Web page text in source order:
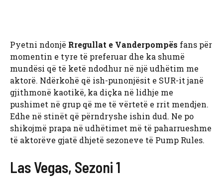
Pyetni ndonjë Rregullat e Vanderpompës fans për
momentin e tyre të preferuar dhe ka shumë
mundësi që të ketë ndodhur në një udhëtim me
aktorë. Ndërkohë që ish-punonjësit e SUR-it janë
gjithmonë kaotikë, ka diçka në lidhje me
pushimet në grup që me të vërtetë e rrit mendjen.
Edhe në stinët që përndryshe ishin dud. Ne po
shikojmë prapa në udhëtimet më të paharrueshme
të aktorëve gjatë dhjetë sezoneve të Pump Rules.
Las Vegas, Sezoni 1